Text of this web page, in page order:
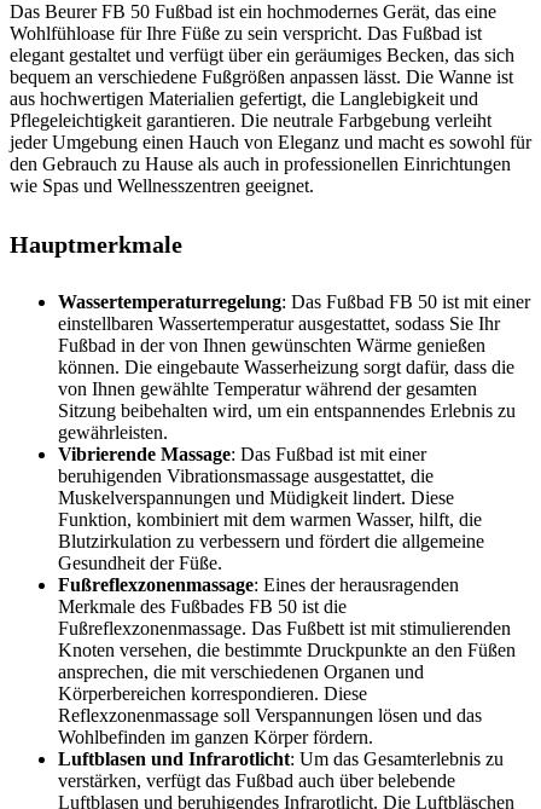
Das Beurer FB 50 Fußbad ist ein hochmodernes Gerät, das eine
Wohlfühloase für Ihre Füße zu sein verspricht. Das Fußbad ist
elegant gestaltet und verfügt über ein geräumiges Becken, das sich
bequem an verschiedene Fußgrößen anpassen lässt. Die Wanne ist
aus hochwertigen Materialien gefertigt, die Langlebigkeit und
Pflegeleichtigkeit garantieren. Die neutrale Farbgebung verleiht
jeder Umgebung einen Hauch von Eleganz und macht es sowohl für
den Gebrauch zu Hause als auch in professionellen Einrichtungen
wie Spas und Wellnesszentren geeignet.
Hauptmerkmale
Wassertemperaturregelung: Das Fußbad FB 50 ist mit einer
einstellbaren Wassertemperatur ausgestattet, sodass Sie Ihr
Fußbad in der von Ihnen gewünschten Wärme genießen
können. Die eingebaute Wasserheizung sorgt dafür, dass die
von Ihnen gewählte Temperatur während der gesamten
Sitzung beibehalten wird, um ein entspannendes Erlebnis zu
gewährleisten.
Vibrierende Massage: Das Fußbad ist mit einer
beruhigenden Vibrationsmassage ausgestattet, die
Muskelverspannungen und Müdigkeit lindert. Diese
Funktion, kombiniert mit dem warmen Wasser, hilft, die
Blutzirkulation zu verbessern und fördert die allgemeine
Gesundheit der Füße.
Fußreflexzonenmassage: Eines der herausragenden
Merkmale des Fußbades FB 50 ist die
Fußreflexzonenmassage. Das Fußbett ist mit stimulierenden
Knoten versehen, die bestimmte Druckpunkte an den Füßen
ansprechen, die mit verschiedenen Organen und
Körperbereichen korrespondieren. Diese
Reflexzonenmassage soll Verspannungen lösen und das
Wohlbefinden im ganzen Körper fördern.
Luftblasen und Infrarotlicht: Um das Gesamterlebnis zu
verstärken, verfügt das Fußbad auch über belebende
Luftblasen und beruhigendes Infrarotlicht. Die Luftbläschen